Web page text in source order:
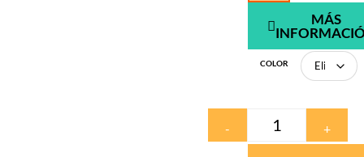
MÁS
COLOR
- +